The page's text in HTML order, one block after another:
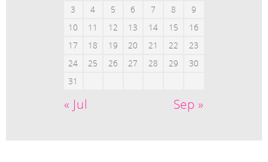
« Jul Sep »
3
4 5 6 7 8
9
10
11 12 13 14 15
16
17
18 19 20 21 22
23
24
25 26 27 28 29
30
31